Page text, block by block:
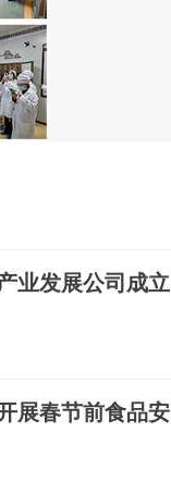
业发展公司成立
展春节前食品安